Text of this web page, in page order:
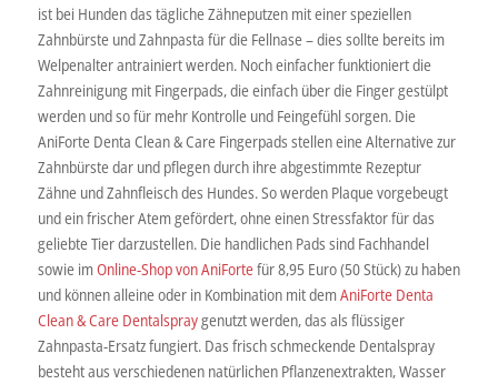
ist bei Hunden das tägliche Zähneputzen mit einer speziellen
Zahnbürste und Zahnpasta für die Fellnase – dies sollte bereits im
Welpenalter antrainiert werden. Noch einfacher funktioniert die
Zahnreinigung mit Fingerpads, die einfach über die Finger gestülpt
werden und so für mehr Kontrolle und Feingefühl sorgen. Die
AniForte Denta Clean & Care Fingerpads stellen eine Alternative zur
Zahnbürste dar und pflegen durch ihre abgestimmte Rezeptur
Zähne und Zahnfleisch des Hundes. So werden Plaque vorgebeugt
und ein frischer Atem gefördert, ohne einen Stressfaktor für das
geliebte Tier darzustellen. Die handlichen Pads sind Fachhandel
sowie imOnline-Shop von AniFortefür 8,95 Euro (50 Stück) zu haben
und können alleine oder in Kombination mit demAniForte Denta
Clean & Care Dentalspraygenutzt werden, das als flüssiger
Zahnpasta-Ersatz fungiert. Das frisch schmeckende Dentalspray
besteht aus verschiedenen natürlichen Pflanzenextrakten, Wasser